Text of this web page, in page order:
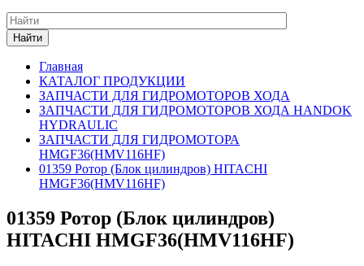
Найти
Главная
КАТАЛОГ ПРОДУКЦИИ
ЗАПЧАСТИ ДЛЯ ГИДРОМОТОРОВ ХОДА
ЗАПЧАСТИ ДЛЯ ГИДРОМОТОРОВ ХОДА HANDOK
HYDRAULIC
ЗАПЧАСТИ ДЛЯ ГИДРОМОТОРА
HMGF36(HMV116HF)
01359 Ротор (Блок цилиндров) HITACHI
HMGF36(HMV116HF)
01359 Ротор (Блок цилиндров)
HITACHI HMGF36(HMV116HF)